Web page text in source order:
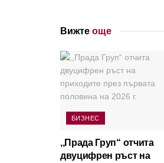
Вижте още
БИЗНЕС
,,Прада Груп“ отчита
двуцифрен ръст на